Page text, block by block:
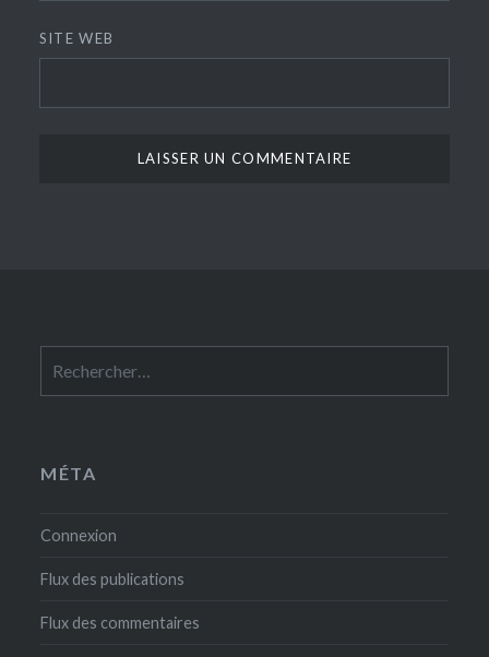
SITE WEB
MÉTA
Connexion
Flux des publications
Flux des commentaires